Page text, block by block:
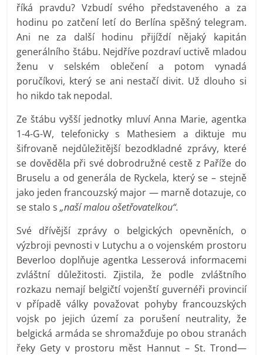
říká pravdu? Vzbudí svého představeného a za
hodinu po zatčení letí do Berlína spěšný telegram.
Ani ne za další hodinu přijíždí nějaký kapitán
generálního štábu. Nejdříve pozdraví uctivě mladou
ženu v selském oblečení a potom vynadá
poručíkovi, který se ani nestačí divit. Už dlouho si
ho nikdo tak nepodal.
Ze štábu vyšší jednotky mluví Anna Marie, agentka
1-4-G-W, telefonicky s Mathesiem a diktuje mu
šifrovaně nejdůležitější bezodkladné zprávy, které
se dověděla při své dobrodružné cestě z Paříže do
Bruselu a od generála de Ryckela, který se – stejně
jako jeden francouzský major — marně dotazuje, co
se stalo s„naší malou ošetřovatelkou“.
Své dřívější zprávy o belgických opevněních, o
výzbroji pevnosti v Lutychu a o vojenském prostoru
Beverloo doplňuje agentka Lesserová informacemi
zvláštní důležitosti. Zjistila, že podle zvláštního
rozkazu nemají belgičtí vojenští guvernéři provincií
v případě války považovat pohyby francouzských
vojsk po jejich území za porušení neutrality, že
belgická armáda se shromažďuje po obou stranách
řeky Gety v prostoru měst Hannut – St. Trond—